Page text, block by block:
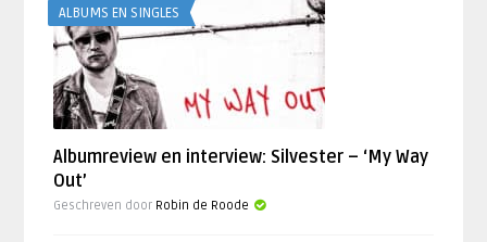
ALBUMS EN SINGLES
Albumreview en interview: Silvester – ‘My Way
Out’
Geschreven door Robin de Roode